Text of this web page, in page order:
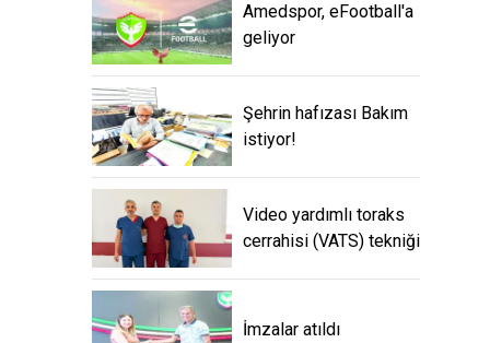
Amedspor, eFootball'a
geliyor
Şehrin hafızası Bakım
istiyor!
Video yardımlı toraks
cerrahisi (VATS) tekniği
İmzalar atıldı